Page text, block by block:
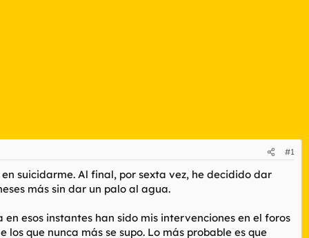
#1
suicidarme. Al final, por sexta vez, he decidido dar
más sin dar un palo al agua.
esos instantes han sido mis intervenciones en el foros
que nunca más se supo. Lo más probable es que